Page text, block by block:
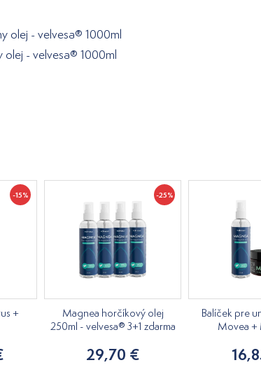
olej - velvesa® 1000ml
olej - velvesa® 1000ml
-15%
+
-25%
Magnea horčíkový olej
250ml - velvesa® 3+1 zdarma
29,70 €
Balíček pre
Movea +